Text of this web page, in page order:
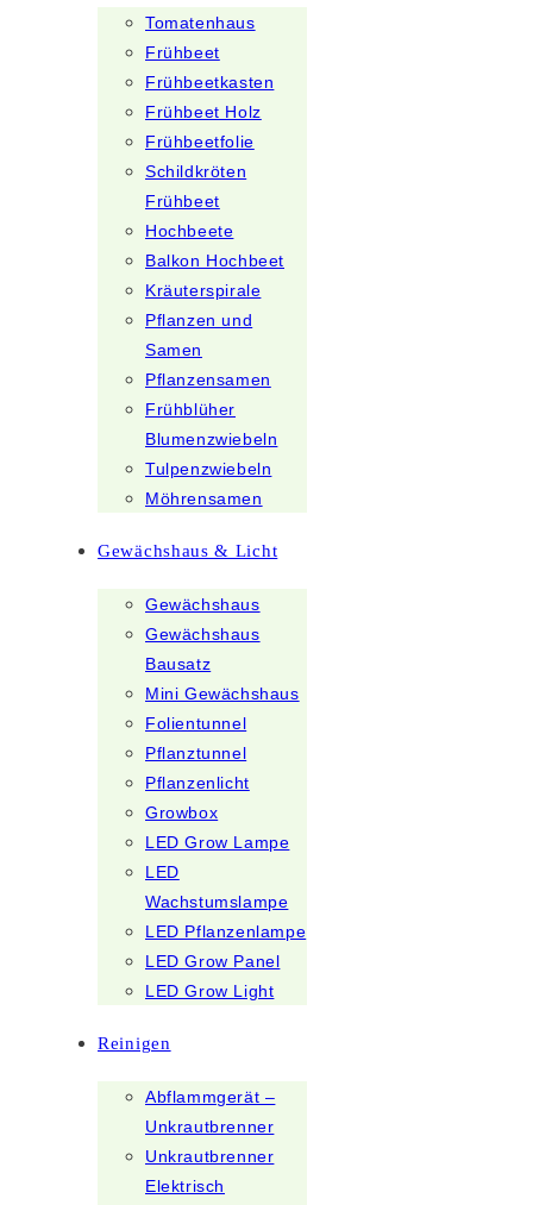
Tomatenhaus
Frühbeet
Frühbeetkasten
Frühbeet Holz
Frühbeetfolie
Schildkröten
Frühbeet
Hochbeete
Balkon Hochbeet
Kräuterspirale
Pflanzen und
Samen
Pflanzensamen
Frühblüher
Blumenzwiebeln
Tulpenzwiebeln
Möhrensamen
Gewächshaus & Licht
Gewächshaus
Gewächshaus
Bausatz
Mini Gewächshaus
Folientunnel
Pflanztunnel
Pflanzenlicht
Growbox
LED Grow Lampe
LED
Wachstumslampe
LED Pflanzenlampe
LED Grow Panel
LED Grow Light
Reinigen
Abflammgerät –
Unkrautbrenner
Unkrautbrenner
Elektrisch